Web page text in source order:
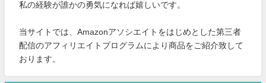
私の経験が誰かの勇気になれば嬉しいです。
当サイトでは、Amazonアソシエイトをはじめとした第三者
配信のアフィリエイトプログラムにより商品をご紹介致して
おります。